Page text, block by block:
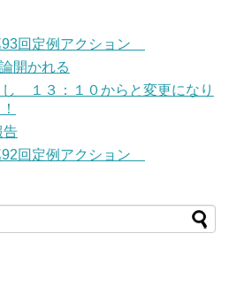
回定例アクション
開かれる
し １３：１０からと変更になり
回定例アクション